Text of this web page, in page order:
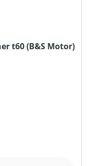
t60 (B&S Motor)